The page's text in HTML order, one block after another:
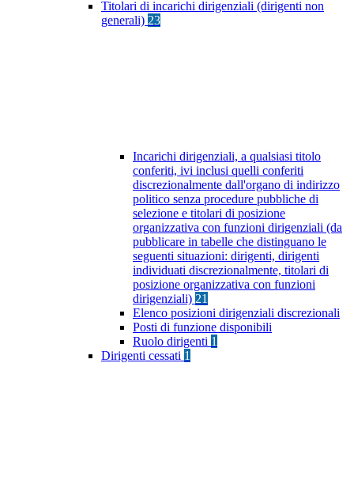
Titolari di incarichi dirigenziali (dirigenti non
generali) 23
Incarichi dirigenziali, a qualsiasi titolo
conferiti, ivi inclusi quelli conferiti
discrezionalmente dall'organo di indirizzo
politico senza procedure pubbliche di
selezione e titolari di posizione
organizzativa con funzioni dirigenziali (da
pubblicare in tabelle che distinguano le
seguenti situazioni: dirigenti, dirigenti
individuati discrezionalmente, titolari di
posizione organizzativa con funzioni
dirigenziali) 21
Elenco posizioni dirigenziali discrezionali
Posti di funzione disponibili
Ruolo dirigenti 1
Dirigenti cessati 1